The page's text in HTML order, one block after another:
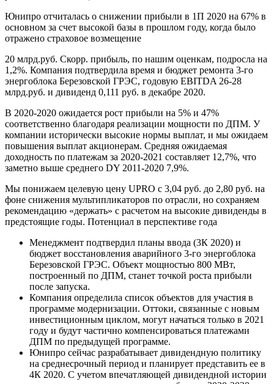
Юнипро отчиталась о снижении прибыли в 1П 2020 на 67% в
основном за счет высокой базы в прошлом году, когда было
отражено страховое возмещение
20 млрд.руб. Скорр. прибыль, по нашим оценкам, подросла на
1,2%. Компания подтвердила время и бюджет ремонта 3-го
энергоблока Березовской ГРЭС, годовую EBITDA 26-28
млрд.руб. и дивиденд 0,111 руб. в декабре 2020.
В 2020-2020 ожидается рост прибыли на 5% и 47%
соответственно благодаря реализации мощности по ДПМ. У
компании исторически высокие нормы выплат, и мы ожидаем
повышения выплат акционерам. Средняя ожидаемая
доходность по платежам за 2020-2021 составляет 12,7%, что
заметно выше среднего DY 2011-2020 7,9%.
Мы понижаем целевую цену UPRO с 3,04 руб. до 2,80 руб. на
фоне снижения мультипликаторов по отрасли, но сохраняем
рекомендацию «держать» с расчетом на высокие дивиденды в
предстоящие годы. Потенциал в перспективе года
Менеджмент подтвердил планы ввода (3К 2020) и
бюджет восстановления аварийного 3-го энергоблока
Березовской ГРЭС. Объект мощностью 800 МВт,
построенный по ДПМ, станет точкой роста прибыли
после запуска.
Компания определила список объектов для участия в
программе модернизации. Оттоки, связанные с новым
инвестиционным циклом, могут начаться только в 2021
году и будут частично компенсироваться платежами
ДПМ по предыдущей программе.
Юнипро сейчас разрабатывает дивидендную политику
на среднесрочный период и планирует представить ее в
4К 2020. С учетом впечатляющей дивидендной истории